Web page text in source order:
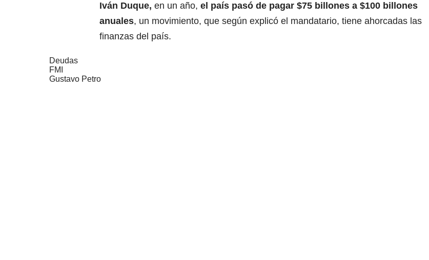
Iván Duque, en un año, el país pasó de pagar $75 billones a $100 billones
anuales, un movimiento, que según explicó el mandatario, tiene ahorcadas las
finanzas del país.
Deudas
FMI
Gustavo Petro